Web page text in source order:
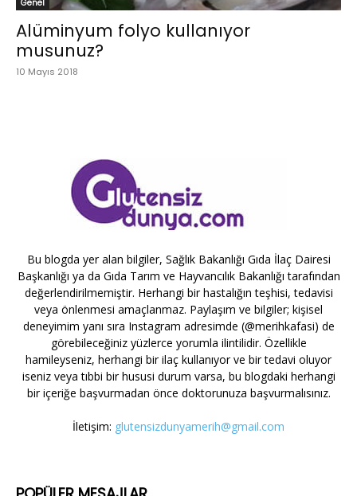
Genel
Alüminyum folyo kullanıyor
musunuz?
10 Mayıs 2018
Bu blogda yer alan bilgiler, Sağlık Bakanlığı Gıda İlaç Dairesi
Başkanlığı ya da Gıda Tarım ve Hayvancılık Bakanlığı tarafından
değerlendirilmemiştir. Herhangi bir hastalığın teşhisi, tedavisi
veya önlenmesi amaçlanmaz. Paylaşım ve bilgiler; kişisel
deneyimim yanı sıra Instagram adresimde (@merihkafasi) de
görebileceğiniz yüzlerce yorumla ilintilidir. Özellikle
hamileyseniz, herhangi bir ilaç kullanıyor ve bir tedavi oluyor
iseniz veya tıbbi bir hususi durum varsa, bu blogdaki herhangi
bir içeriğe başvurmadan önce doktorunuza başvurmalısınız.
İletişim: glutensizdunyamerih@gmail.com